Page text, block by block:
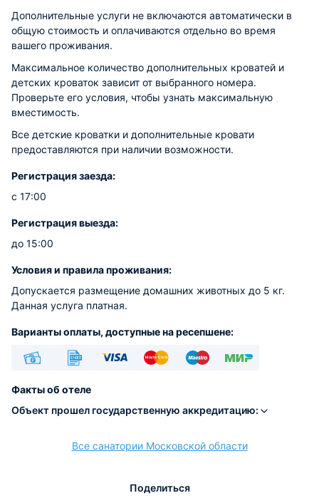
Дополнительные услуги не включаются автоматически в
общую стоимость и оплачиваются отдельно во время
вашего проживания.
Максимальное количество дополнительных кроватей и
детских кроваток зависит от выбранного номера.
Проверьте его условия, чтобы узнать максимальную
вместимость.
Все детские кроватки и дополнительные кровати
предоставляются при наличии возможности.
Регистрация заезда:
с 17:00
Регистрация выезда:
до 15:00
Условия и правила проживания:
Допускается размещение домашних животных до 5 кг.
Данная услуга платная.
Варианты оплаты, доступные на ресепшене:
расчёт
Факты об отеле
Объект прошел государственную аккредитацию:
Все санатории Московской области
Поделиться